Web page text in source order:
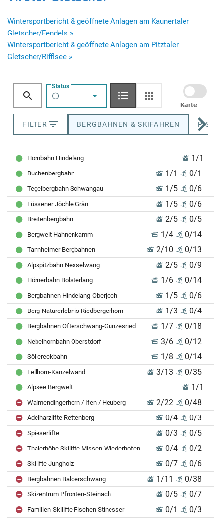
Wintersportbericht & geöffnete Anlagen am Kaunertaler
Gletscher/Fendels »
Wintersportbericht & geöffnete Anlagen am Pitztaler
Gletscher/Rifflsee »
Status
Karte
FILTER BERGBAHNEN & SKIFAHREN
Hornbahn Hindelang 1/1
Buchenbergbahn 1/1 0/1
Tegelbergbahn Schwangau 1/5 0/6
Füssener Jöchle Grän 1/5 0/6
Breitenbergbahn 2/5 0/5
Bergwelt Hahnenkamm 1/4 0/14
Tannheimer Bergbahnen 2/10 0/13
Alpspitzbahn Nesselwang 2/5 0/9
Hörnerbahn Bolsterlang 1/6 0/14
Bergbahnen Hindelang-Oberjoch 1/5 0/6
Berg-Naturerlebnis Riedbergerhorn 1/3 0/4
Bergbahnen Ofterschwang-Gunzesried 1/7 0/18
Nebelhornbahn Oberstdorf 3/6 0/12
Söllereckbahn 1/8 0/14
Fellhorn-Kanzelwand 3/13 0/35
Alpsee Bergwelt 1/1
Walmendingerhorn / Ifen / Heuberg 2/22 0/48
Adelharzlifte Rettenberg 0/4 0/3
Spieserlifte 0/3 0/5
Thalerhöhe Skilifte Missen-Wiederhofen 0/4 0/2
Skilifte Jungholz 0/7 0/6
Bergbahnen Balderschwang 1/11 0/38
Skizentrum Pfronten-Steinach 0/5 0/7
Familien-Skilifte Fischen Stinesser 0/1 0/3